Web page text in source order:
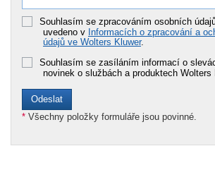
Souhlasím se zpracováním osobních
uvedeno v Informacích o zpracování a
údajů ve Wolters Kluwer.
Souhlasím se zasíláním informací o
novinek o službách a produktech Wolters
* Všechny položky formuláře jsou povinné.